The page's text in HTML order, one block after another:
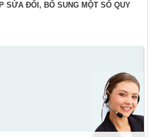
SỬA ĐỔI, BỔ SUNG MỘT SỐ QUY